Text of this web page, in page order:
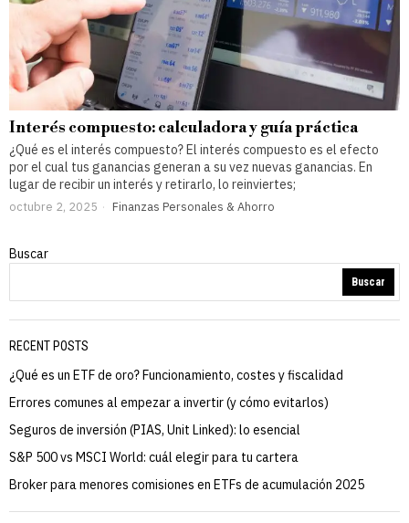
Interés compuesto: calculadora y guía práctica
¿Qué es el interés compuesto? El interés compuesto es el efecto
por el cual tus ganancias generan a su vez nuevas ganancias. En
lugar de recibir un interés y retirarlo, lo reinviertes;
octubre 2, 2025 Finanzas Personales & Ahorro
Buscar
Buscar
RECENT POSTS
¿Qué es un ETF de oro? Funcionamiento, costes y fiscalidad
Errores comunes al empezar a invertir (y cómo evitarlos)
Seguros de inversión (PIAS, Unit Linked): lo esencial
S&P 500 vs MSCI World: cuál elegir para tu cartera
Broker para menores comisiones en ETFs de acumulación 2025